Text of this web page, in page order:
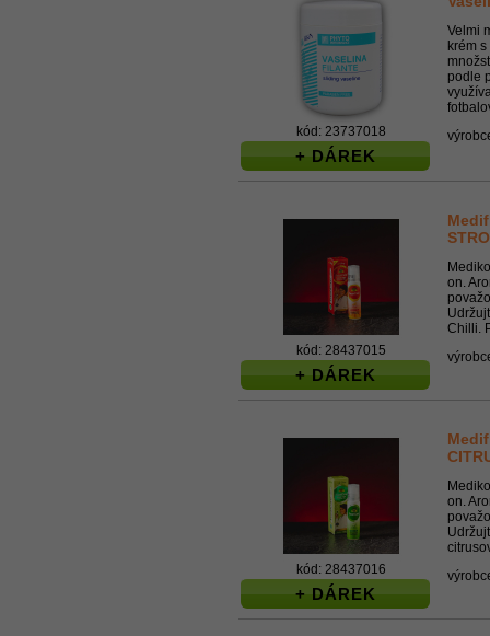
kód: 23737018
+ DÁREK
Velmi
krém
podle
kód: 28437015
+ DÁREK
on.
Chilli.
kód: 28437016
+ DÁREK
on.